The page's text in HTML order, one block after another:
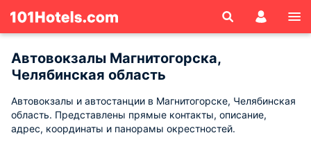
Автовокзалы Магнитогорска,
Челябинская область
Автовокзалы и автостанции в Магнитогорске, Челябинская
область. Представлены прямые контакты, описание,
адрес, координаты и панорамы окрестностей.